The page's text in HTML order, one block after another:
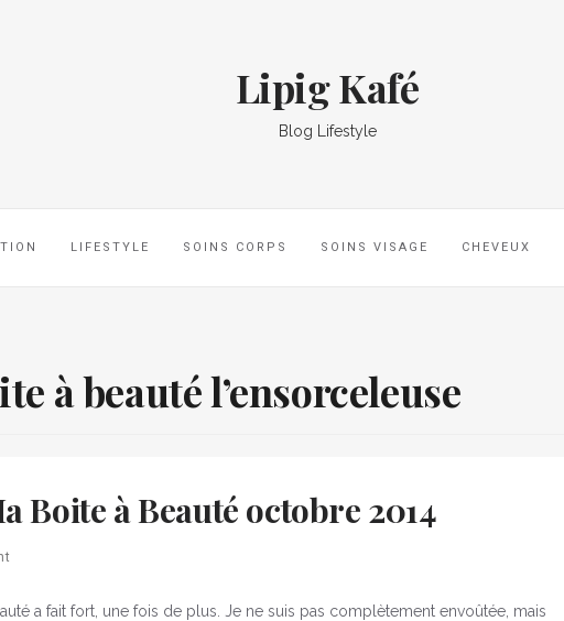
Lipig Kafé
Blog Lifestyle
LIFESTYLE SOINS CORPS SOINS VISAGE CHEVEUX
à beauté l’ensorceleuse
Boite à Beauté octobre 2014
a fait fort, une fois de plus. Je ne suis pas complètement envoûtée, mais